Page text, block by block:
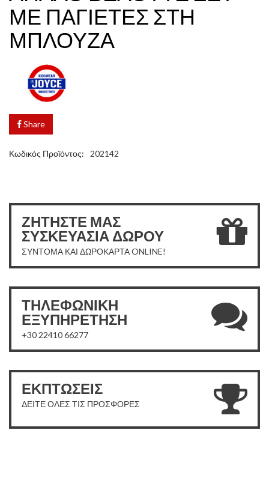
ΜΕ ΠΑΓΙΕΤΕΣ ΣΤΗ
ΜΠΛΟΥΖΑ
Share
Κωδικός Προϊόντος: 202142
ΖΗΤΗΣΤΕ ΜΑΣ
ΣΥΣΚΕΥΑΣΙΑ ΔΩΡΟΥ
ΣΥΝΤΟΜΑ ΚΑΙ ΔΩΡΟΚΑΡΤΑ ONLINE!
ΤΗΛΕΦΩΝΙΚΗ
ΕΞΥΠΗΡΕΤΗΣΗ
+30 22410 66277
ΕΚΠΤΩΣΕΙΣ
ΔΕΙΤΕ ΟΛΕΣ ΤΙΣ ΠΡΟΣΦΟΡΕΣ